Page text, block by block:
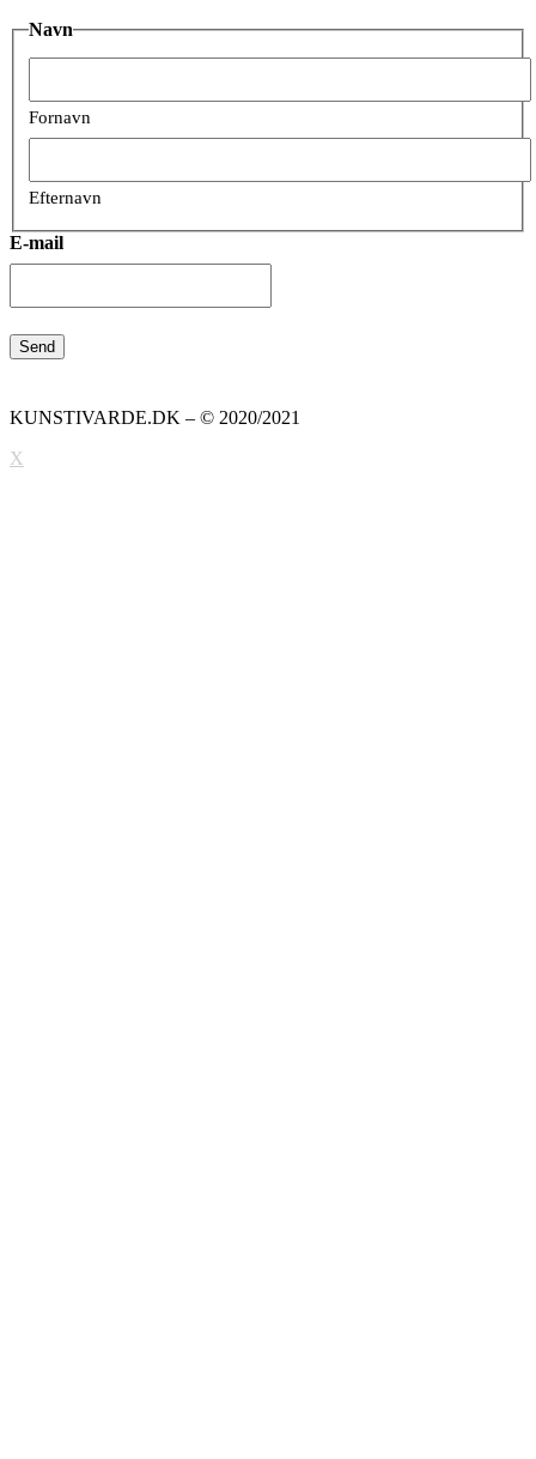
Navn
Fornavn
Efternavn
E-mail
KUNSTIVARDE.DK – © 2020/2021
X